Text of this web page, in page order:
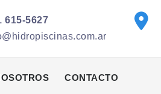
615-5627
CONTACTO